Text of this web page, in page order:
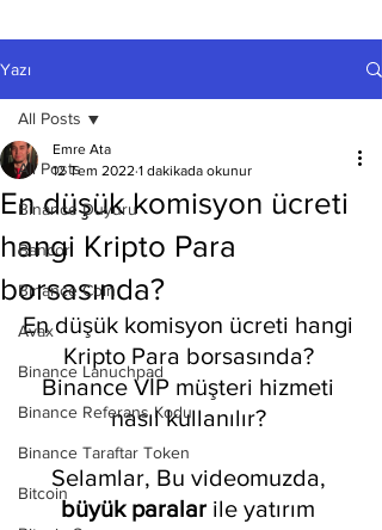
Yazı
All Posts
Binance Duyuru
Bancor
Binance Coin
Avax
Binance Lanuchpad
Binance Referans Kodu
Binance Taraftar Token
Bitcoin
All Posts
En düşük komisyon ücreti
hangi Kripto Para
borsasında?
Emre Ata
12 Tem 2022 1 dakikada okunur
En düşük komisyon ücreti hangi
Kripto Para borsasında?
Binance VİP müşteri hizmeti
nasıl kullanılır?
Selamlar, Bu videomuzda,
büyük paralar ile yatırım